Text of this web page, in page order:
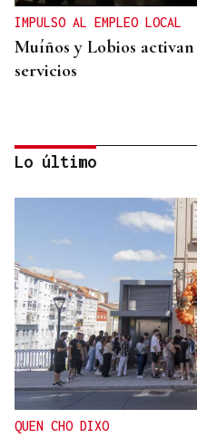
IMPULSO AL EMPLEO LOCAL
Muíños y Lobios
servicios
CASI DOS VUELTAS AL MUNDO
Ramiro, el párroco
kilómetros en la Baixa
Lo último
QUEN CHO DIXO